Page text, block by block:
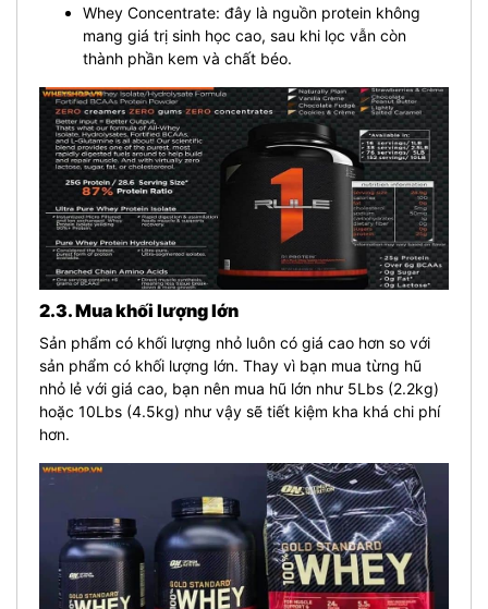
Whey Concentrate: đây là nguồn protein không
mang giá trị sinh học cao, sau khi lọc vẫn còn
thành phần kem và chất béo.
2.3. Mua khối lượng lớn
Sản phẩm có khối lượng nhỏ luôn có giá cao hơn so với
sản phẩm có khối lượng lớn. Thay vì bạn mua từng hũ
nhỏ lẻ với giá cao, bạn nên mua hũ lớn như 5Lbs (2.2kg)
hoặc 10Lbs (4.5kg) như vậy sẽ tiết kiệm kha khá chi phí
hơn.